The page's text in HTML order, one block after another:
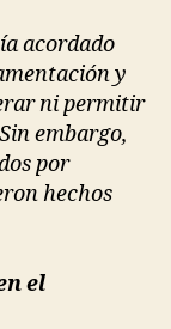
acordado
y
ni permitir
embargo,
por
hechos
el